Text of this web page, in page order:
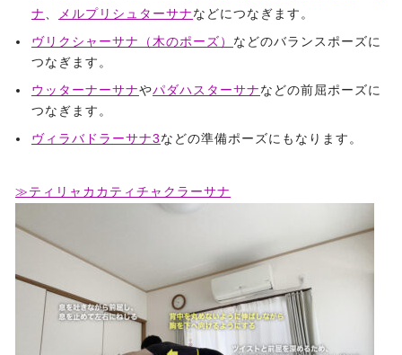
ナ
メルプリシュターサナなどにつなぎます。
ヴリクシャーサナ（木のポーズ） などのバランスポーズに
つなぎます。
ウッターナーサナやパダハスターサナなどの前屈ポーズに
つなぎます。
ヴィラバドラーサナ3などの準備ポーズにもなります。
≫ティリャカカティチャクラーサナ